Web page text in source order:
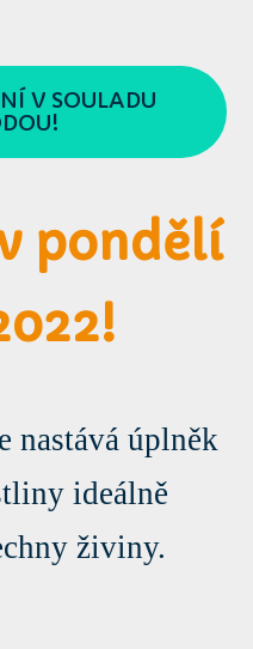
V SOULADU
pondělí
nastává úplněk
ideálně
živiny.